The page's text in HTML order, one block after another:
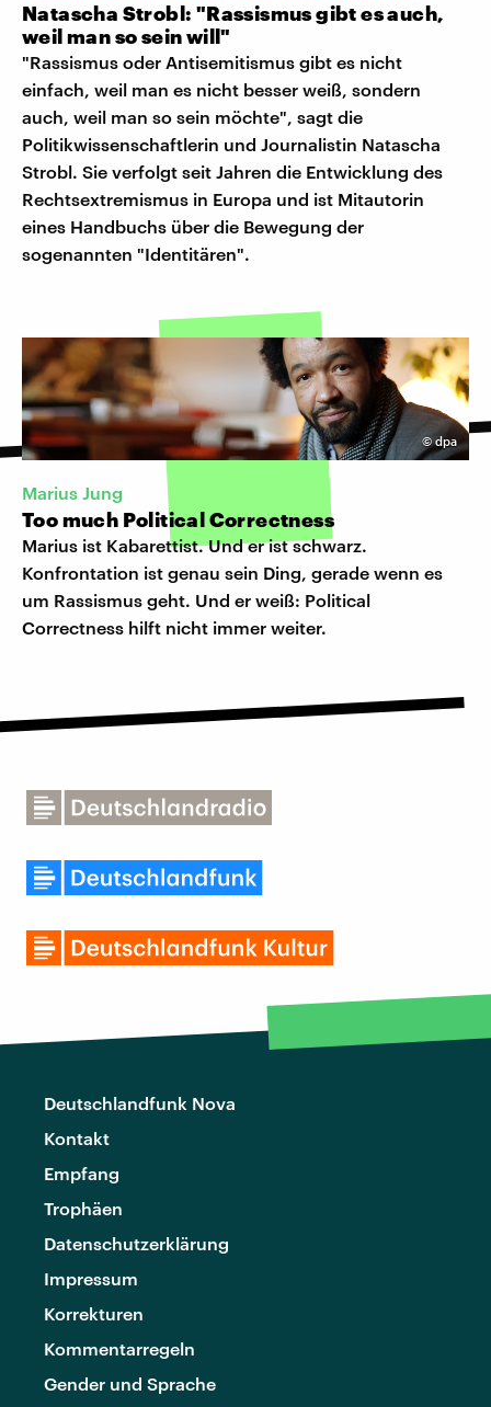
Natascha Strobl: "Rassismus gibt es auch,
weil man so sein will"
"Rassismus oder Antisemitismus gibt es nicht
einfach, weil man es nicht besser weiß, sondern
auch, weil man so sein möchte", sagt die
Politikwissenschaftlerin und Journalistin Natascha
Strobl. Sie verfolgt seit Jahren die Entwicklung des
Rechtsextremismus in Europa und ist Mitautorin
eines Handbuchs über die Bewegung der
sogenannten "Identitären".
©dpa
Marius Jung
Too much Political Correctness
Marius ist Kabarettist. Und er ist schwarz.
Konfrontation ist genau sein Ding, gerade wenn es
um Rassismus geht. Und er weiß: Political
Correctness hilft nicht immer weiter.
Deutschlandfunk Nova
Kontakt
Empfang
Trophäen
Datenschutzerklärung
Impressum
Korrekturen
Kommentarregeln
Gender und Sprache